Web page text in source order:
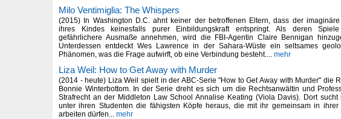
Milo Ventimiglia: The Whispers
(2015) In Washington D.C. ahnt keiner der betroffenen Eltern, dass der imaginäre
ihres Kindes keinesfalls purer Einbildungskraft entspringt. Als deren
gefährlichere Ausmaße annehmen, wird die FBI-Agentin Claire Bennigan
Unterdessen entdeckt Wes Lawrence in der Sahara-Wüste ein seltsames
Phänomen, was die Frage aufwirft, ob eine Verbindung besteht.... mehr
Liza Weil: How to Get Away with Murder
(2014 - heute) Liza Weil spielt in der ABC-Serie "How to Get Away with Murder" die
Bonnie Winterbottom. In der Serie dreht es sich um die Rechtsanwältin und
Strafrecht an der Middleton Law School Annalise Keating (Viola Davis). Dort sucht
unter ihren Studenten die fähigsten Köpfe heraus, die mit ihr gemeinsam in ihrer
arbeiten dürfen... mehr